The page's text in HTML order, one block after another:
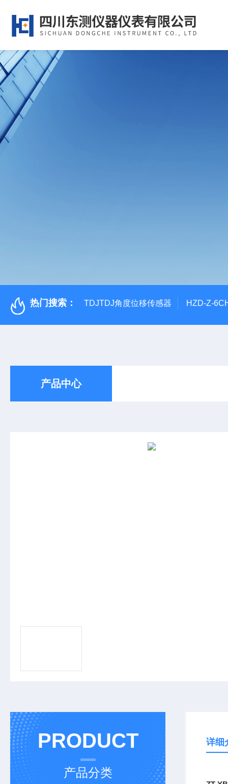
热门搜索： TDJTDJ角度位移传感器 HZD-Z-
产品中心
PRODUCT
产品分类
详细